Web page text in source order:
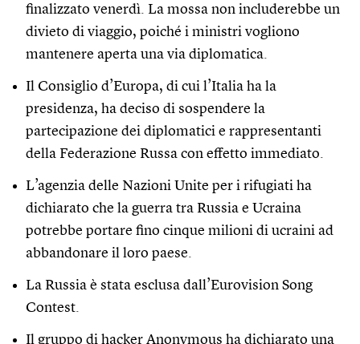
finalizzato venerdì. La mossa non includerebbe un
divieto di viaggio, poiché i ministri vogliono
mantenere aperta una via diplomatica.
Il Consiglio d’Europa, di cui l’Italia ha la
presidenza, ha deciso di sospendere la
partecipazione dei diplomatici e rappresentanti
della Federazione Russa con effetto immediato.
L’agenzia delle Nazioni Unite per i rifugiati ha
dichiarato che la guerra tra Russia e Ucraina
potrebbe portare fino cinque milioni di ucraini ad
abbandonare il loro paese.
La Russia è stata esclusa dall’Eurovision Song
Contest.
Il gruppo di hacker Anonymous ha dichiarato una